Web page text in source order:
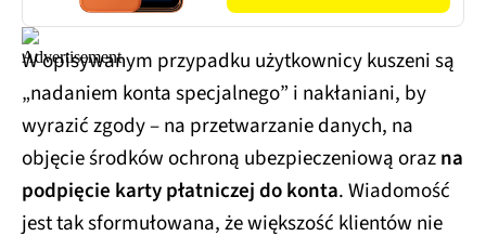
W opisywanym przypadku użytkownicy kuszeni są
„nadaniem konta specjalnego” i nakłaniani, by
wyrazić zgody – na przetwarzanie danych, na
objęcie środków ochroną ubezpieczeniową orazna
podpięcie karty płatniczej do konta. Wiadomość
jest tak sformułowana, że większość klientów nie